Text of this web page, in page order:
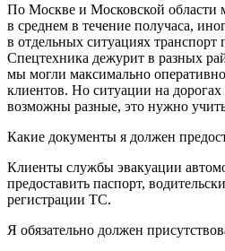
По Москве и Московской области
в среднем в течение получаса,
в отдельных ситуациях транспорт
Спецтехника дежурит в разных
мы могли максимально оперативно
клиентов. Но ситуации на
возможны разные, это нужно
Какие документы я должен
Клиенты службы эвакуации
предоставить паспорт,
регистрации ТС.
Я обязательно должен